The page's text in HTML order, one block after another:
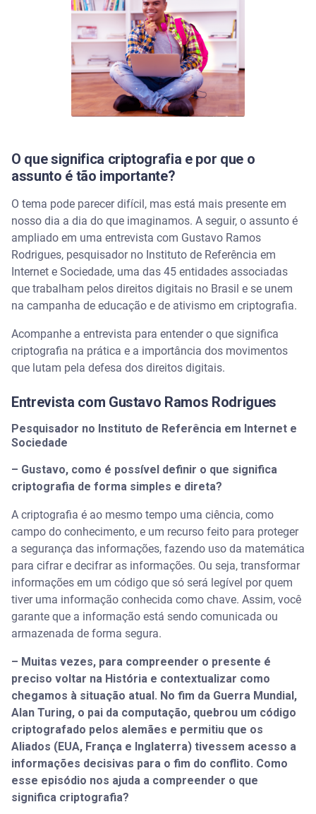
O que significa criptografia e por que o
assunto é tão importante?
O tema pode parecer difícil, mas está mais presente em
nosso dia a dia do que imaginamos. A seguir, o assunto é
ampliado em uma entrevista com Gustavo Ramos
Rodrigues, pesquisador no Instituto de Referência em
Internet e Sociedade, uma das 45 entidades associadas
que trabalham pelos direitos digitais no Brasil e se unem
na campanha de educação e de ativismo em criptografia.
Acompanhe a entrevista para entender o que significa
criptografia na prática e a importância dos movimentos
que lutam pela defesa dos direitos digitais.
Entrevista com Gustavo Ramos Rodrigues
Pesquisador no Instituto de Referência em Internet e
Sociedade
– Gustavo, como é possível definir o que significa
criptografia de forma simples e direta?
A criptografia é ao mesmo tempo uma ciência, como
campo do conhecimento, e um recurso feito para proteger
a segurança das informações, fazendo uso da matemática
para cifrar e decifrar as informações. Ou seja, transformar
informações em um código que só será legível por quem
tiver uma informação conhecida como chave. Assim, você
garante que a informação está sendo comunicada ou
armazenada de forma segura.
– Muitas vezes, para compreender o presente é
preciso voltar na História e contextualizar como
chegamos à situação atual. No fim da Guerra Mundial,
Alan Turing, o pai da computação, quebrou um código
criptografado pelos alemães e permitiu que os
Aliados (EUA, França e Inglaterra) tivessem acesso a
informações decisivas para o fim do conflito. Como
esse episódio nos ajuda a compreender o que
significa criptografia?